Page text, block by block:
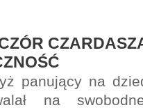
panujący na
na